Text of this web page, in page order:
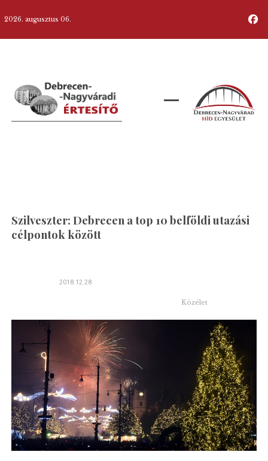
2026. augusztus 06.
Szilveszter: Debrecen a top 10 belföldi utazási
célpontok között
2018.12.28
Közélet